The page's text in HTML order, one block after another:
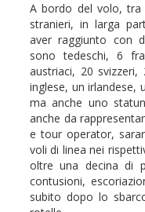
A bordo del volo, tra
stranieri, in larga
aver raggiunto con
sono tedeschi, 6
austriaci, 20
inglese, un irlandese,
ma anche uno
anche da
e tour operator,
voli di linea nei
oltre una decina di
contusioni,
subito dopo lo